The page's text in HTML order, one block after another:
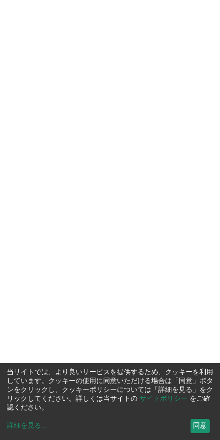
当サイトでは、より良いサービスを提供するため、クッキーを利用
しています。クッキーの使用に同意いただける場合は「同意」ボタ
ンをクリックし、クッキーポリシーについては「詳細を見る」をク
リックしてください。詳しくは当サイトの サイトポリシー をご確
認ください。
詳細を見る ... 同意